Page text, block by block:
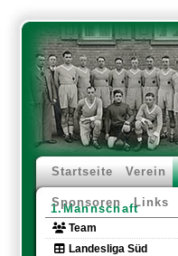
Startseite Verein
Sponsoren Links
1.Mannschaft
Team
Landesliga Süd